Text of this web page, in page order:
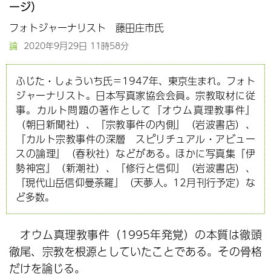
ージ）
フォトジャーナリスト 藤田庄市氏
論 2020年9月29日 11時58分
ふじた・しょういち氏＝1947年、東京生まれ。フォト
ジャーナリスト。日本写真家協会会員。宗教取材に従
事。カルト問題の著作として『オウム真理教事件』
（朝日新聞社）、『宗教事件の内側』（岩波書店）、
『カルト宗教事件の深層 スピリチュアル・アビュー
スの論理』（春秋社）などがある。ほかに写真集『伊
勢神宮』（新潮社）、『修行と信仰』（岩波書店）、
『現代山岳信仰曼荼羅』（天夢人。12月刊行予定）な
ど多数。
オウム真理教事件（1995年発覚）の本質は徹頭
徹尾、宗教を根源としていたことである。その骨格
だけを論じる。